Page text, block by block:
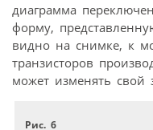
диаграмма
форму,
видно на снимке, к
транзисторов
может изменять свой
Рис. 6